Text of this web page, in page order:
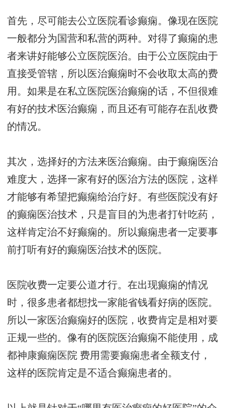
首先，尽可能去公立医院看诊癫痫。像现在医院
一般都分为国营和私营的两种。对得了癫痫的患
者来讲好能够公立医院医治。由于公立医院由于
直接受管辖，所以医治癫痫时不会收取太高的费
用。如果是在私立医院医治癫痫的话，不但很难
有好的技术医治癫痫，而且还有可能存在乱收费
的情况。
其次，选择好的方法来医治癫痫。由于癫痫医治
难度大，选择一家有好的医治方法的医院，这样
才能够有希望把癫痫给治疗好。有些医院没有好
的癫痫医治技术，只是盲目的为患者打针吃药，
这样肯定治不好癫痫的。所以癫痫患者一定要事
前打听有好的癫痫医治技术的医院。
医院收费一定要公道才行。在出现癫痫的情况
时，很多患者都想找一家能省钱看好病的医院。
所以一家医治癫痫好的医院，收费肯定是相对要
正规一些的。像有的医院医治癫痫不能使用， 成
都神康癫痫医院 费用需要癫痫患者全额支付，
这样的医院肯定是不适合癫痫患者的。